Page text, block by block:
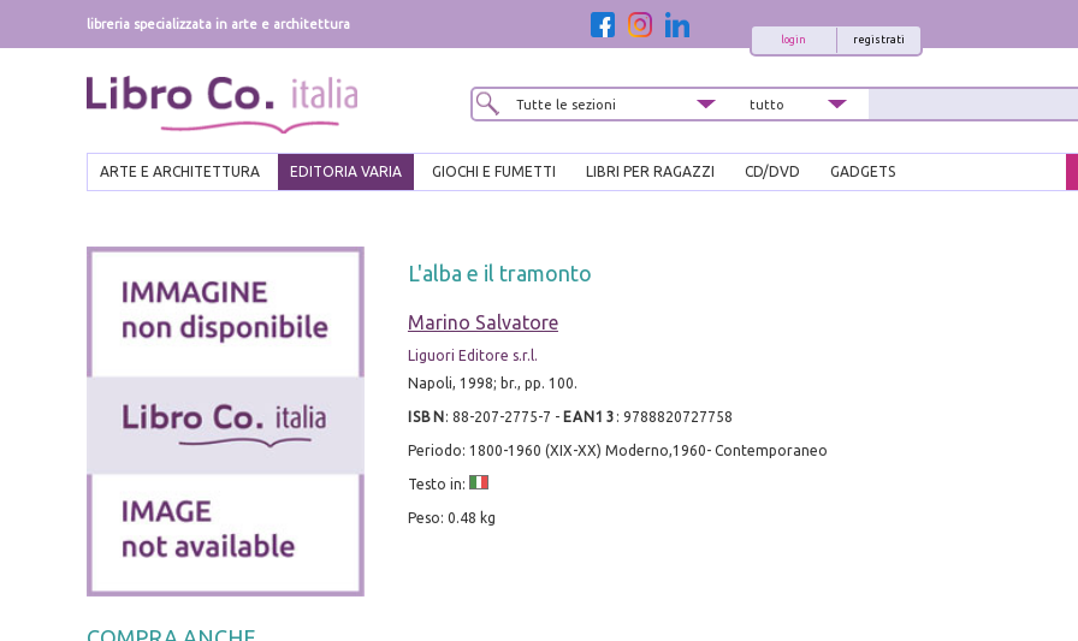
libreria specializzata in arte e architettura
registrati
login
ARTE E ARCHITETTURA EDITORIA VARIA GIOCHI E FUMETTI LIBRI PER RAGAZZI CD/DVD GADGETS
L'alba e il tramonto
Marino Salvatore
Liguori Editore s.r.l.
Napoli, 1998; br., pp. 100.
ISBN : 88-207-2775-7 - EAN13 : 9788820727758
Periodo: 1800-1960 (XIX-XX) Moderno,1960- Contemporaneo
Testo in:
Peso: 0.48 kg